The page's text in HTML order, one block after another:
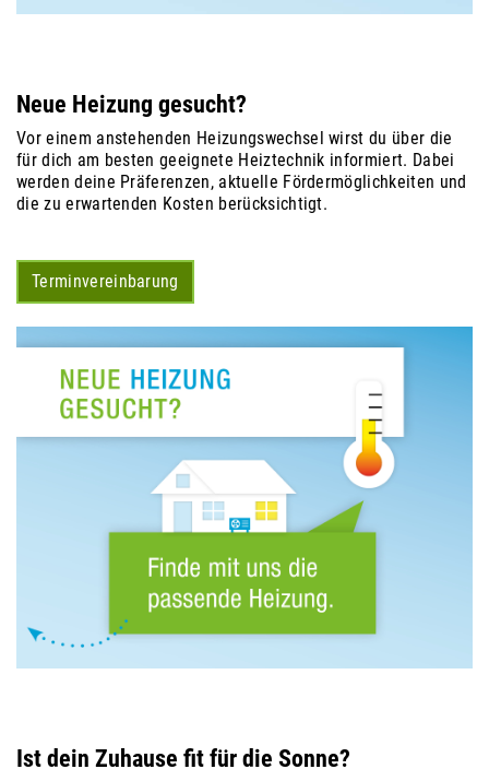
Neue Heizung gesucht?
Vor einem anstehenden Heizungswechsel wirst du über die
für dich am besten geeignete Heiztechnik informiert. Dabei
werden deine Präferenzen, aktuelle Fördermöglichkeiten und
die zu erwartenden Kosten berücksichtigt.
Terminvereinbarung
Ist dein Zuhause fit für die Sonne?